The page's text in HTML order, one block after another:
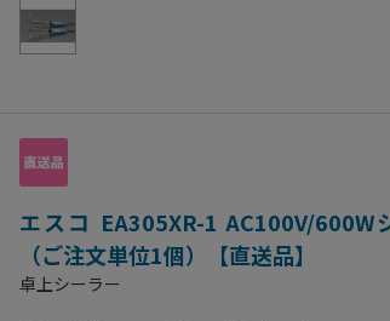
エスコ EA305XR-1 AC100V/
（ご注文単位1個）【直送品】
卓上シーラー